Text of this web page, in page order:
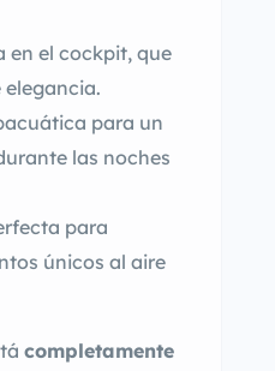
en el cockpit, que
para un
las noches
para
únicos al aire
completamente